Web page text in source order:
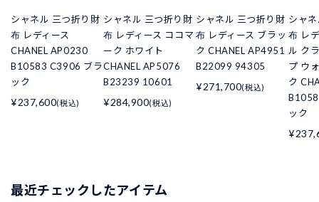
シャネル 三つ折り財
布 レディース
CHANEL AP0230
B10583 C3906 ブラ
ック
¥237,600(税込)
シャネル 三つ折り財
布 レディース ココマ
ーク ホワイト
CHANEL AP5076
B23239 10601
¥284,900(税込)
シャネル 三つ折り財
布 レディース ブラッ
ク CHANEL AP4951
B22099 94305
¥271,700(税込)
シャ
布 レ
ル ク
プ ウ
ク
ック
最近チェックしたアイテム